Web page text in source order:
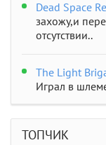
Dead Space
захожу,и
отсутствии..
The Light
Играл в
сюжет и..
ТОПЧИК